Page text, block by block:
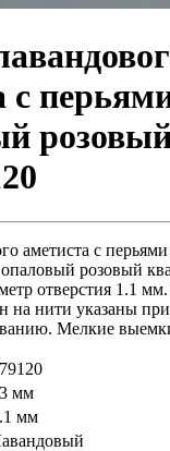
с
аметиста с
розовый
отверстия 1.1
на нити указаны
Мелкие
мм
мм